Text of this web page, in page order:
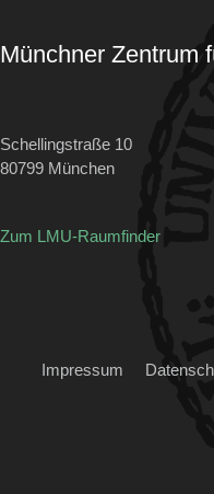
Münchner Zentrum
Schellingstraße 10
80799 München
Zum LMU-Raumfinder
Impressum